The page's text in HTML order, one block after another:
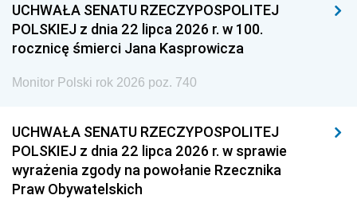
UCHWAŁA SENATU RZECZYPOSPOLITEJ
POLSKIEJ z dnia 22 lipca 2026 r. w 100.
rocznicę śmierci Jana Kasprowicza
Monitor Polski rok 2026 poz. 740
UCHWAŁA SENATU RZECZYPOSPOLITEJ
POLSKIEJ z dnia 22 lipca 2026 r. w sprawie
wyrażenia zgody na powołanie Rzecznika
Praw Obywatelskich